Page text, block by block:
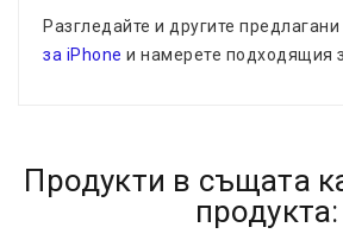
Разгледайте и другите предлагани
за iPhone и намерете подходящия
Продукти в същата
продукта: